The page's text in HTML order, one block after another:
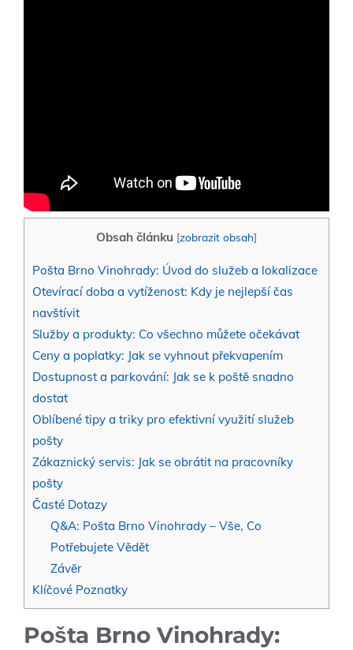
Obsah článku [zobrazit obsah]
Pošta Brno Vinohrady: Úvod do služeb a lokalizace
Otevírací doba a vytíženost:⁣ Kdy je nejlepší čas
navštívit
Služby a produkty: Co všechno můžete očekávat
Ceny a poplatky: ​Jak se vyhnout ​překvapením
Dostupnost a parkování: Jak se k ‌poště snadno
dostat
Oblíbené tipy a triky pro efektivní využití služeb
pošty
Zákaznický servis:⁤ Jak se ⁢obrátit na pracovníky
pošty
Časté Dotazy
Q&A: Pošta Brno Vinohrady – Vše, Co
Potřebujete Vědět
Závěr
Klíčové Poznatky
Pošta Brno Vinohrady: